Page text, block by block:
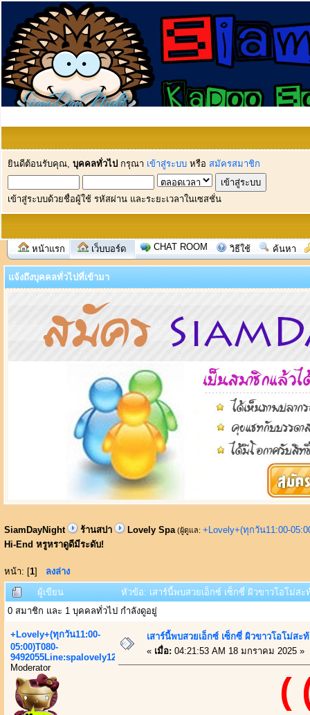
ยินดีต้อนรับคุณ, บุคคลทั่วไป กรุณา เข้าสู่ระบบ หรือ สมัครสมาชิก
เข้าสู่ระบบด้วยชื่อผู้ใช้ รหัสผ่าน และระยะเวลาในเซสชั่น
หน้าแรก เว็บบอร์ด CHAT ROOM วิธีใช้ ค้นหา
แจ้งถึงบุคคลทั่วไปที่เข้ามา
SiamDayNight ร้านสปา Lovely Spa (ผู้ดูแล: +Lovely+(ทุกวัน11:00-
Hi-End หรูหราดูดีมีระดับ!
หน้า: [1] ลงล่าง
ผู้เขียน
หัวข้อ: เสาร์นี้พบสวยเอ็กซ์ เซ็กซี่ ผิวขาวโอโม่ส
0 สมาชิก และ 1 บุคคลทั่วไป กำลังดูอยู่
+Lovely+(ทุกวัน11:00-
05:00)T080-
9492055Line:spalovely123
Moderator
เสาร์นี้พบสวยเอ็กซ์ เซ็กซี่ ผิวขาวโอโม่ส
« เมื่อ: 04:21:53 AM 18 มกราคม 2025 »